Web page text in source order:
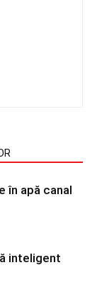
în apă canal
inteligent